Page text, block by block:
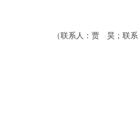
（联系人：贾 昊；联系电